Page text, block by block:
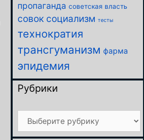
пропаганда советская власть
совок социализм тесты
технократия
трансгуманизм фарма
эпидемия
Рубрики
Рубрики